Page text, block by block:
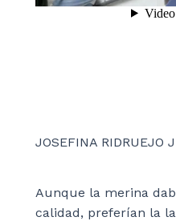
JOSEFINA RIDRUEJO
Aunque la merina
calidad, preferían la